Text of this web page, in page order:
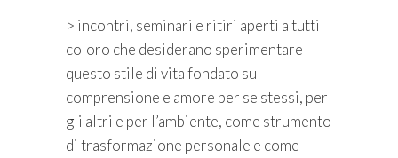
> incontri, seminari e ritiri aperti a tutti
coloro che desiderano sperimentare
questo stile di vita fondato su
comprensione e amore per se stessi, per
gli altri e per l’ambiente, come strumento
di trasforma­zione personale e come